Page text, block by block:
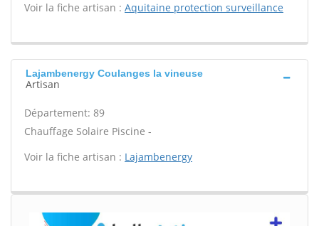
Voir la fiche artisan : Aquitaine protection surveillance
Lajambenergy Coulanges la vineuse
Artisan
Département: 89
Chauffage Solaire Piscine -
Voir la fiche artisan : Lajambenergy